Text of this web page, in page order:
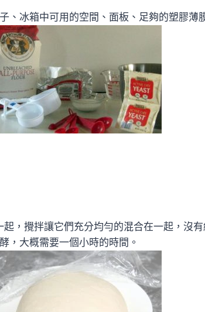
、冰箱中可用的空間、面板、足夠的塑膠薄
，攪拌讓它們充分均勻的混合在一起，沒
，大概需要一個小時的時間。